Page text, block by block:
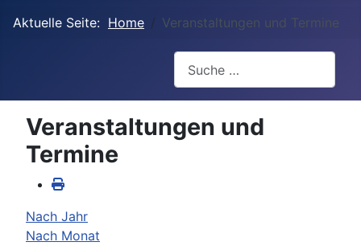
Aktuelle Seite: Home Veranstaltungen und Termine
Veranstaltungen und
Termine
Nach Jahr
Nach Monat